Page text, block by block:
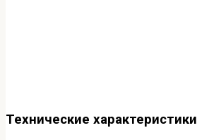
Технические характеристики